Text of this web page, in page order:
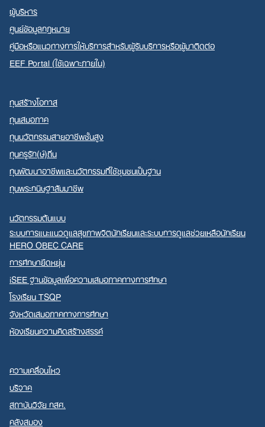
ผู้บริหาร
ศูนย์ข้อมูลกฎหมาย
คู่มือหรือแนวทางการให้บริการสำหรับผู้รับบริการหรือผู้มาติดต่อ
EEF Portal (ใช้เฉพาะภายใน)
ทุนสร้างโอกาส
ทุนเสมอภาค
ทุนนวัตกรรมสายอาชีพชั้นสูง
ทุนครูรัก(ษ์)ถิ่น
ทุนพัฒนาอาชีพและนวัตกรรมที่ใช้ชุมชนเป็นฐาน
ทุนพระกนิษฐาสัมมาชีพ
นวัตกรรมต้นแบบ
ระบบการแนะแนวดูแลสุขภาพจิตนักเรียนและระบบการดูแลช่วยเหลือนักเรียน
HERO OBEC CARE
การศึกษายืดหยุ่น
iSEE ฐานข้อมูลเพื่อความเสมอภาคทางการศึกษา
โรงเรียน TSQP
จังหวัดเสมอภาคทางการศึกษา
ห้องเรียนความคิดสร้างสรรค์
ความเคลื่อนไหว
บริจาค
สถาบันวิจัย กสศ.
คลังสมอง